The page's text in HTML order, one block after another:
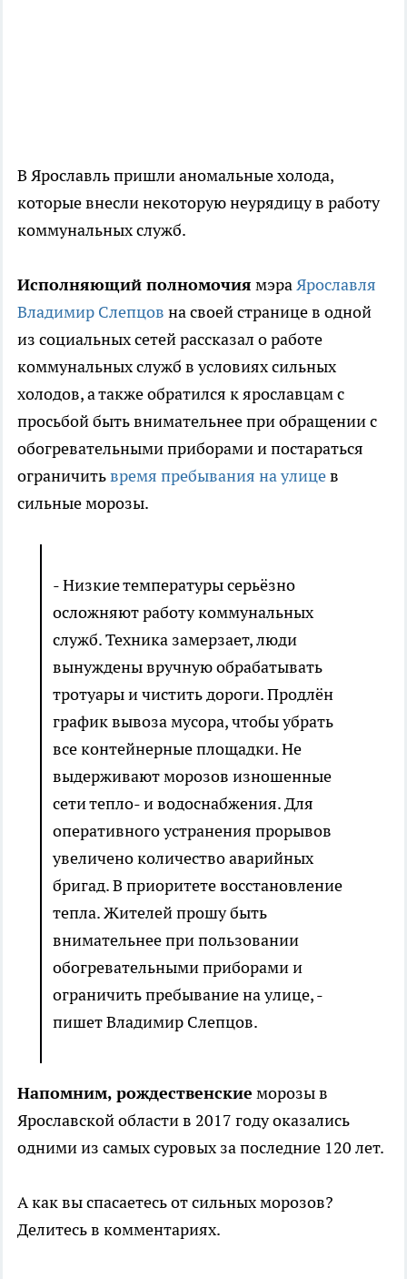
В Ярославль пришли аномальные холода,
которые внесли некоторую неурядицу в работу
коммунальных служб.
Исполняющий полномочия мэраЯрославля
Владимир Слепцов на своей странице в одной
из социальных сетей рассказал о работе
коммунальных служб в условиях сильных
холодов, а также обратился к ярославцам с
просьбой быть внимательнее при обращении с
обогревательными приборами и постараться
ограничитьвремя пребывания на улицев
сильные морозы.
- Низкие температуры серьёзно
осложняют работу коммунальных
служб. Техника замерзает, люди
вынуждены вручную обрабатывать
тротуары и чистить дороги. Продлён
график вывоза мусора, чтобы убрать
все контейнерные площадки. Не
выдерживают морозов изношенные
сети тепло- и водоснабжения. Для
оперативного устранения прорывов
увеличено количество аварийных
бригад. В приоритете восстановление
тепла. Жителей прошу быть
внимательнее при пользовании
обогревательными приборами и
ограничить пребывание на улице, -
пишет Владимир Слепцов.
Напомним, рождественские морозы в
Ярославской области в 2017 году оказались
одними из самых суровых за последние 120 лет.
А как вы спасаетесь от сильных морозов?
Делитесь в комментариях.